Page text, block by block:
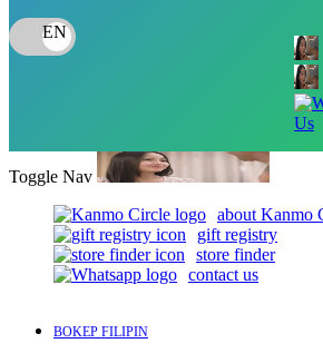
Us
Toggle Nav
about Kanmo
gift registry
store finder
contact us
BOKEP FILIPIN